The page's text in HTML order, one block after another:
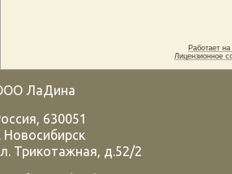
ЛаДина
, 630051
Новосибирск
Трикотажная, д.52/2